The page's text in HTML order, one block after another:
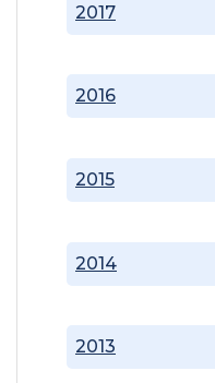
2013
2014
2015
2016
2017